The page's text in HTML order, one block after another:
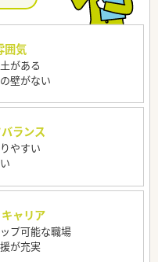
囲気
がある
壁がない
ランス
やすい
キャリア
プ可能な職場
が充実